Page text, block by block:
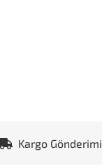
Kargo Gönderimi